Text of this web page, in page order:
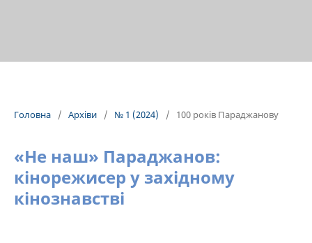
Головна / Архіви / № 1 (2024) / 100 років Параджанову
«Не наш» Параджанов:
кінорежисер у західному
кінознавстві